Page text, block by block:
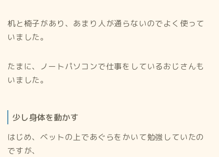
机と椅子があり、あまり人が通らないのでよく使って
いました。
たまに、ノートパソコンで仕事をしているおじさんも
いました。
少し身体を動かす
はじめ、ベットの上であぐらをかいて勉強していたの
ですが、